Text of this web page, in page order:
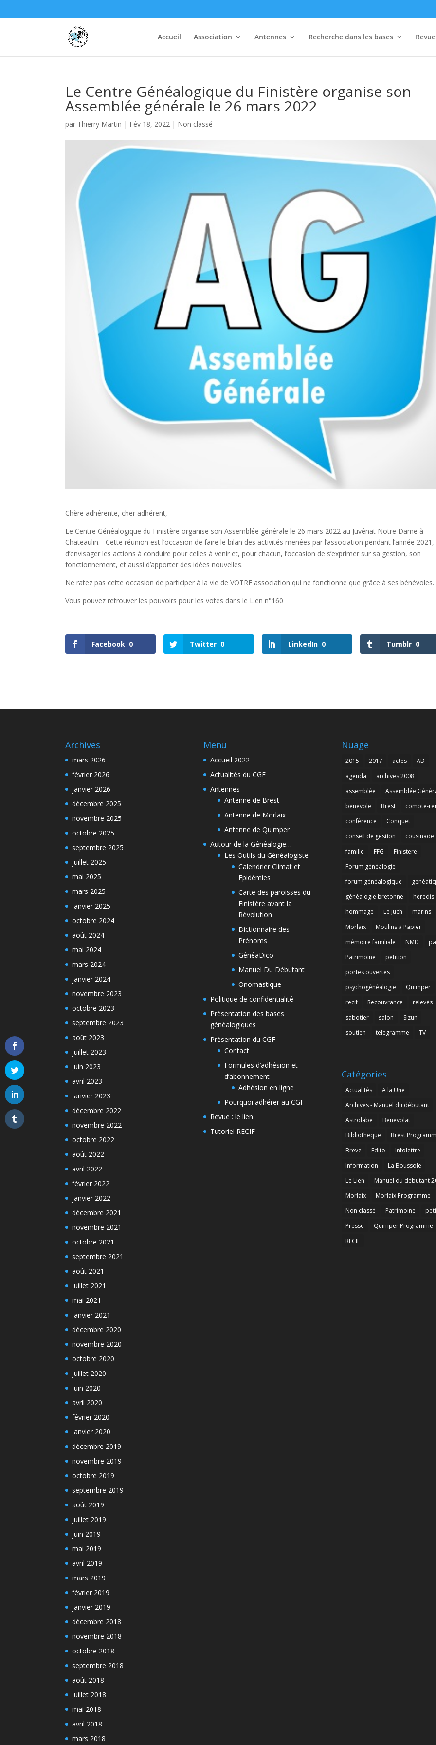
Accueil Association Antennes Recherche dans les bases
Le Centre Généalogique du Finistère organise son
Assemblée générale le 26 mars 2022
par Thierry Martin | Fév 18, 2022 | Non classé
Chère adhérente, cher adhérent,
Le Centre Généalogique du Finistère organise son Assemblée générale le 26 mars 2022 au Juvénat Notre Dame à
Chateaulin. Cette réunion est l’occasion de faire le bilan des activités menées par l’association pendant l’année 2021,
d’envisager les actions à conduire pour celles à venir et, pour chacun, l’occasion de s’exprimer sur sa gestion, son
fonctionnement, et aussi d’apporter des idées nouvelles.
Ne ratez pas cette occasion de participer à la vie de VOTRE association qui ne fonctionne que grâce à ses
Vous pouvez retrouver les pouvoirs pour les votes dans le Lien n°160
Facebook 0 Twitter 0 LinkedIn 0 Tumblr 0
Archives
mars 2026
février 2026
janvier 2026
décembre 2025
novembre 2025
octobre 2025
septembre 2025
juillet 2025
mai 2025
mars 2025
janvier 2025
octobre 2024
août 2024
mai 2024
mars 2024
janvier 2024
novembre 2023
octobre 2023
septembre 2023
août 2023
juillet 2023
juin 2023
avril 2023
janvier 2023
décembre 2022
novembre 2022
octobre 2022
août 2022
avril 2022
février 2022
janvier 2022
décembre 2021
novembre 2021
octobre 2021
septembre 2021
août 2021
juillet 2021
mai 2021
janvier 2021
décembre 2020
novembre 2020
octobre 2020
juillet 2020
juin 2020
avril 2020
février 2020
janvier 2020
décembre 2019
novembre 2019
octobre 2019
septembre 2019
août 2019
juillet 2019
juin 2019
mai 2019
avril 2019
mars 2019
février 2019
janvier 2019
décembre 2018
novembre 2018
octobre 2018
septembre 2018
août 2018
juillet 2018
mai 2018
avril 2018
mars 2018
Menu
Accueil 2022
Actualités du CGF
Antennes
Antenne de Brest
Antenne de Morlaix
Antenne de Quimper
Autour de la Généalogie…
Les Outils du Généalogiste
Calendrier Climat et
Epidémies
Carte des paroisses du
Finistère avant la
Révolution
Dictionnaire des
Prénoms
GénéaDico
Manuel Du Débutant
Onomastique
Politique de confidentialité
Présentation des bases
généalogiques
Présentation du CGF
Contact
Formules d’adhésion et
d’abonnement
Adhésion en ligne
Pourquoi adhérer au CGF
Revue : le lien
Tutoriel RECIF
Nuage
2015 2017 actes
AD
agenda
archives 2008
assemblée
Assemblée
benevole
Brest
compte-
conférence
Conquet
conseil de gestion
cousinade
famille
FFG
Finistere
Forum généalogie
forum généalogique
généalogie bretonne
heredis
hommage
Le Juch
marins
Morlaix
Moulins à Papier
mémoire familiale
NMD
Patrimoine
petition
portes ouvertes
psychogénéalogie
Quimper
recif
Recouvrance
relevés
sabotier
salon
Sizun
soutien
telegramme TV
Catégories
Actualités
A la Une
Archives - Manuel du débutant
Astrolabe
Benevolat
Bibliotheque
Brest
Breve
Edito
Infolettre
Information
La Boussole
Le Lien
Manuel du débutant
Morlaix
Morlaix Programme
Non classé
Patrimoine
Presse
Quimper Programme
RECIF